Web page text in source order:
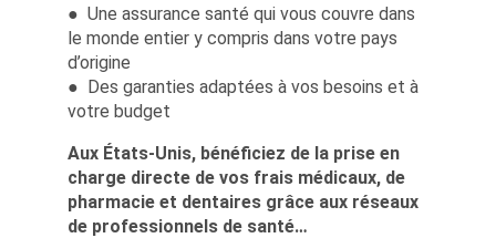
● Une assurance santé qui vous couvre dans
le monde entier y compris dans votre pays
d’origine
● Des garanties adaptées à vos besoins et à
votre budget
Aux États-Unis, bénéficiez de la prise en
charge directe de vos frais médicaux, de
pharmacie et dentaires grâce aux réseaux
de professionnels de santé…